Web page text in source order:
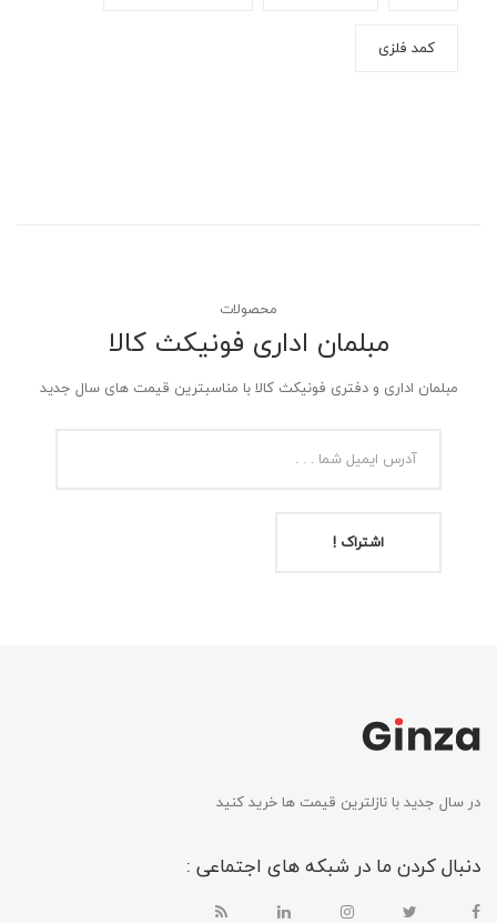
کمد فلزی
محصولات
مبلمان اداری فونیکث کالا
مبلمان اداری و دفتری فونیکث کالا با مناسبترین قیمت های سال جدید
اشتراک !
در سال جدید با نازلترین قیمت ها خرید کنید
دنبال کردن ما در شبکه های اجتماعی :